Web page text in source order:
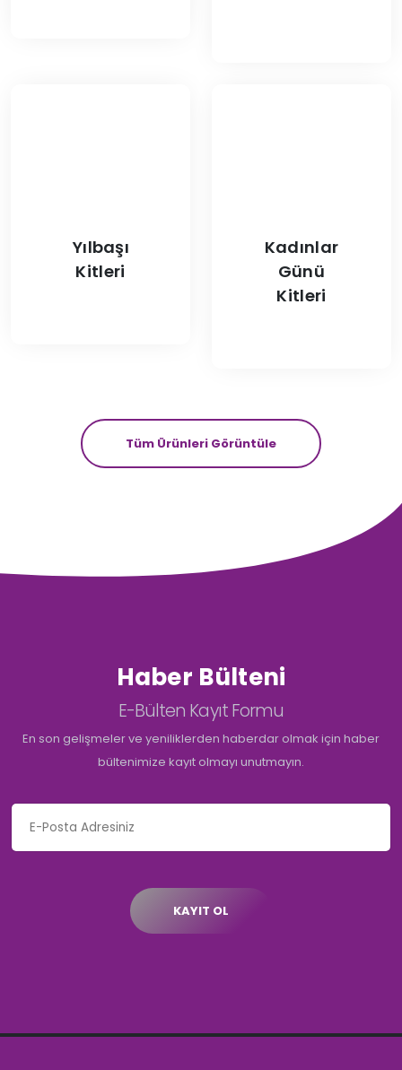
Yılbaşı
Kitleri
Kadınlar
Günü
Kitleri
Tüm Ürünleri Görüntüle
Haber Bülteni
E-Bülten Kayıt Formu
En son gelişmeler ve yeniliklerden haberdar olmak için haber
bültenimize kayıt olmayı unutmayın.
KAYIT OL